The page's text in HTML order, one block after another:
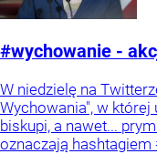
#wychowanie -
W niedzielę na
Wychowania", w której
biskupi, a nawet...
oznaczają